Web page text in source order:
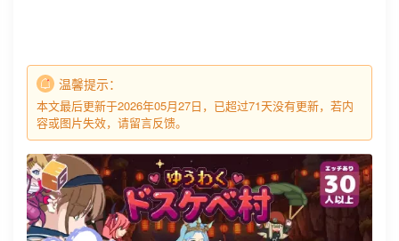
温馨提示：
本文最后更新于2026年05月27日，已超过71天没有更新，若内
容或图片失效，请留言反馈。